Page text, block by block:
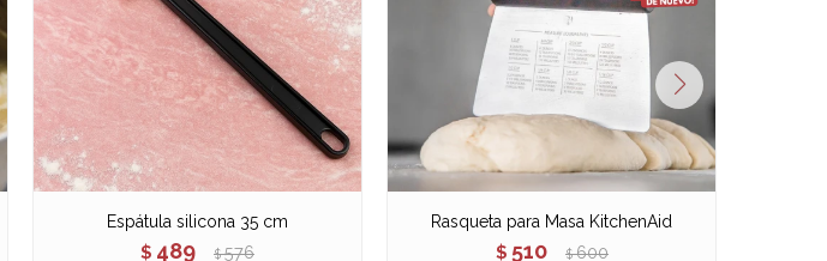
Espátula silicona 35 cm
$ 489 $ 576
Rasqueta para Masa KitchenAid
$ 510 $ 600